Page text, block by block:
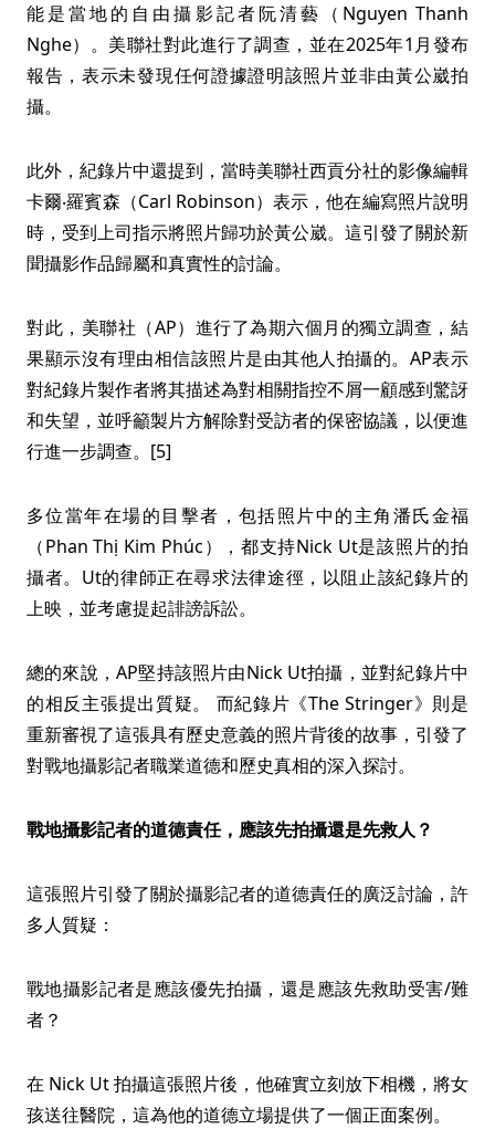
能是當地的自由攝影記者阮清藝（Nguyen Thanh
Nghe）。美聯社對此進行了調查，並在2025年1月發布
報告，表示未發現任何證據證明該照片並非由黃公崴拍
攝。
此外，紀錄片中還提到，當時美聯社西貢分社的影像編輯
卡爾‧羅賓森（Carl Robinson）表示，他在編寫照片說明
時，受到上司指示將照片歸功於黃公崴。這引發了關於新
聞攝影作品歸屬和真實性的討論。
對此，美聯社（AP）進行了為期六個月的獨立調查，結
果顯示沒有理由相信該照片是由其他人拍攝的。AP表示
對紀錄片製作者將其描述為對相關指控不屑一顧感到驚訝
和失望，並呼籲製片方解除對受訪者的保密協議，以便進
行進一步調查。[5]
多位當年在場的目擊者，包括照片中的主角潘氏金福
（Phan Thị Kim Phúc），都支持Nick Ut是該照片的拍
攝者。Ut的律師正在尋求法律途徑，以阻止該紀錄片的
上映，並考慮提起誹謗訴訟。
總的來說，AP堅持該照片由Nick Ut拍攝，並對紀錄片中
的相反主張提出質疑。 而紀錄片《The Stringer》則是
重新審視了這張具有歷史意義的照片背後的故事，引發了
對戰地攝影記者職業道德和歷史真相的深入探討。
戰地攝影記者的道德責任，應該先拍攝還是先救人？
這張照片引發了關於攝影記者的道德責任的廣泛討論，許
多人質疑：
戰地攝影記者是應該優先拍攝，還是應該先救助受害/難
者？
在 Nick Ut 拍攝這張照片後，他確實立刻放下相機，將女
孩送往醫院，這為他的道德立場提供了一個正面案例。